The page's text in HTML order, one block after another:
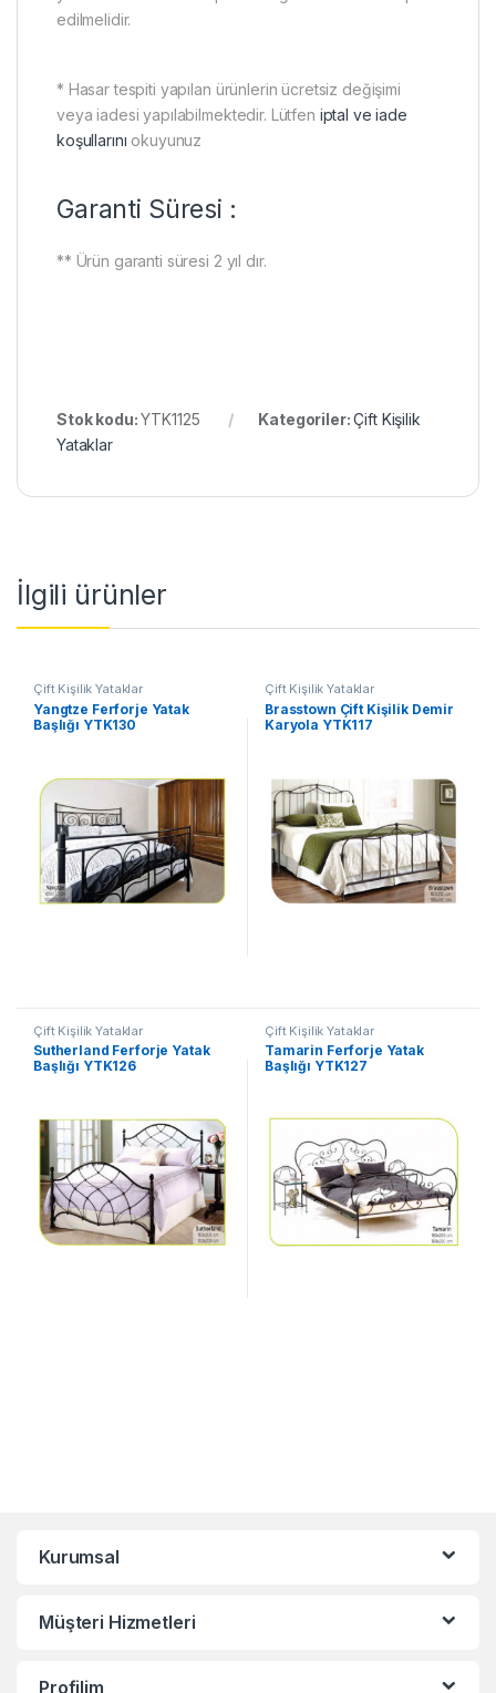
edilmelidir.
* Hasar tespiti yapılan ürünlerin ücretsiz değişimi
veya iadesi yapılabilmektedir. Lütfen iptal ve iade
koşullarını okuyunuz
Garanti Süresi :
** Ürün garanti süresi 2 yıl dır.
Stok kodu:YTK1125 Kategoriler:Çift Kişilik
Yataklar
İlgili ürünler
Çift Kişilik Yataklar
Yangtze Ferforje Yatak
Başlığı YTK130
Çift Kişilik Yataklar
Brasstown Çift Kişilik Demir
Karyola YTK117
Çift Kişilik Yataklar
Sutherland Ferforje Yatak
Başlığı YTK126
Çift Kişilik Yataklar
Tamarin Ferforje Yatak
Başlığı YTK127
Kurumsal
Müşteri Hizmetleri
Profilim